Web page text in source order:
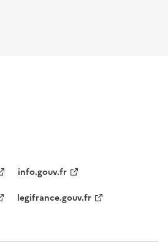
info.gouv.fr
legifrance.gouv.fr